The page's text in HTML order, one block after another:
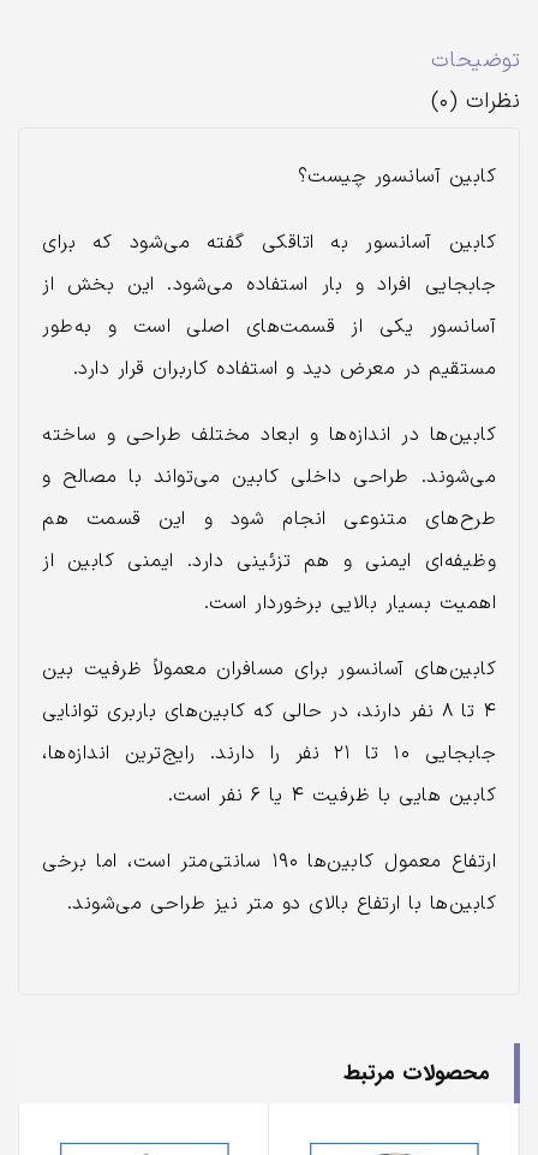
توضیحات
نظرات (۰)
کابین آسانسور چیست؟
کابین آسانسور به اتاقکی گفته می‌شود که برای
جابجایی افراد و بار استفاده می‌شود. این بخش از
آسانسور یکی از قسمت‌های اصلی است و به‌طور
مستقیم در معرض دید و استفاده کاربران قرار دارد.
کابین‌ها در اندازه‌ها و ابعاد مختلف طراحی و ساخته
می‌شوند. طراحی داخلی کابین می‌تواند با مصالح و
طرح‌های متنوعی انجام شود و این قسمت هم
وظیفه‌ای ایمنی و هم تزئینی دارد. ایمنی کابین از
اهمیت بسیار بالایی برخوردار است.
کابین‌های آسانسور برای مسافران معمولاً ظرفیت بین
۴ تا ۸ نفر دارند، در حالی که کابین‌های باربری توانایی
جابجایی ۱۰ تا ۲۱ نفر را دارند. رایج‌ترین اندازه‌ها،
کابین‌ هایی با ظرفیت ۴ یا ۶ نفر است.
ارتفاع معمول کابین‌ها ۱۹۰ سانتی‌متر است، اما برخی
کابین‌ها با ارتفاع بالای دو متر نیز طراحی می‌شوند.
محصولات مرتبط